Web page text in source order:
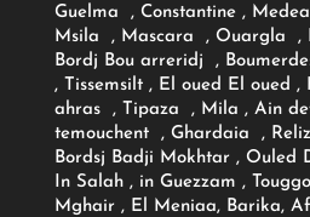
Guelma , Constantine ,
Msila , Mascara , Ouargla
Bordj Bou arreridj ,
, Tissemsilt , El oued El oued ,
ahras , Tipaza , Mila , Ain
temouchent , Ghardaia ,
Bordsj Badji Mokhtar , Ouled
In Salah , in Guezzam ,
Mghair , El Meniaa, Barika,